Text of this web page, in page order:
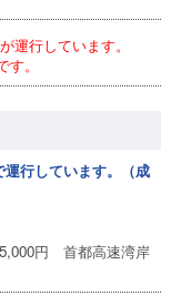
運行しています。
。
行しています。（成
円 首都高速湾岸